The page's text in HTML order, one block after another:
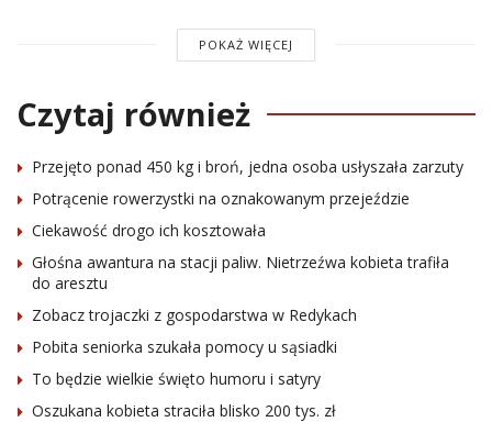
POKAŻ WIĘCEJ
Czytaj również
Przejęto ponad 450 kg i broń, jedna osoba usłyszała zarzuty
Potrącenie rowerzystki na oznakowanym przejeździe
Ciekawość drogo ich kosztowała
Głośna awantura na stacji paliw. Nietrzeźwa kobieta trafiła
do aresztu
Zobacz trojaczki z gospodarstwa w Redykach
Pobita seniorka szukała pomocy u sąsiadki
To będzie wielkie święto humoru i satyry
Oszukana kobieta straciła blisko 200 tys. zł